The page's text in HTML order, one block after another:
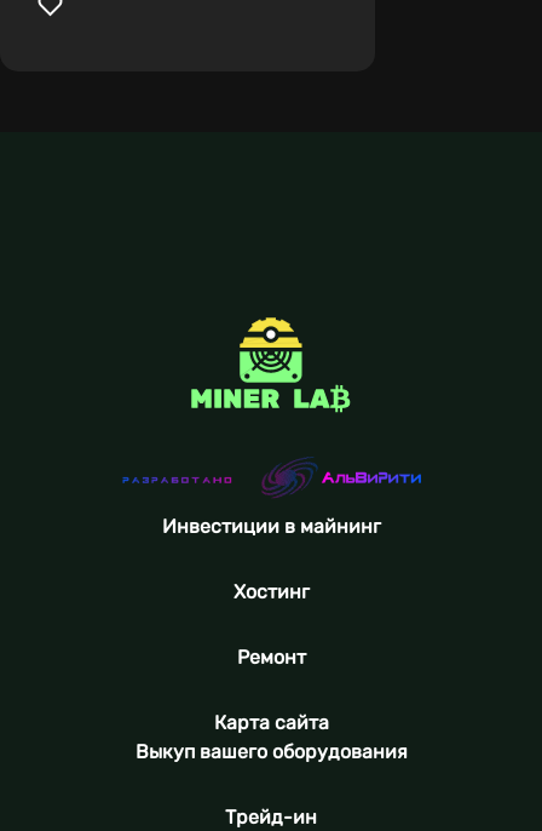
Инвестиции в майнинг
Хостинг
Ремонт
Карта сайта
Выкуп вашего оборудования
Трейд-ин